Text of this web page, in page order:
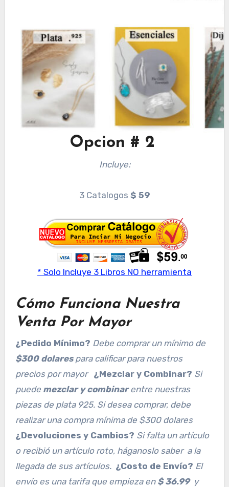
Opcion # 2
Incluye:
3 Catalogos $ 59
* Solo Incluye 3 Libros NO herramienta
Cómo Funciona Nuestra
Venta Por Mayor
¿Pedido Mínimo? Debe comprar un mínimo de
$300 dolarespara calificar para nuestros
precios por mayor
¿Mezclar y Combinar? Si
puede mezclar y combinarentre nuestras
piezas de plata 925. Si desea comprar, debe
realizar una compra mínima de $300 dolares
¿Devoluciones y Cambios? Si falta un artículo
o recibió un artículo roto, háganoslo saber a la
llegada de sus artículos. ¿Costo de Envío? El
envío es una tarifa que empieza en $ 36.99y